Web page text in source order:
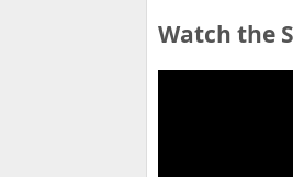
Watch the